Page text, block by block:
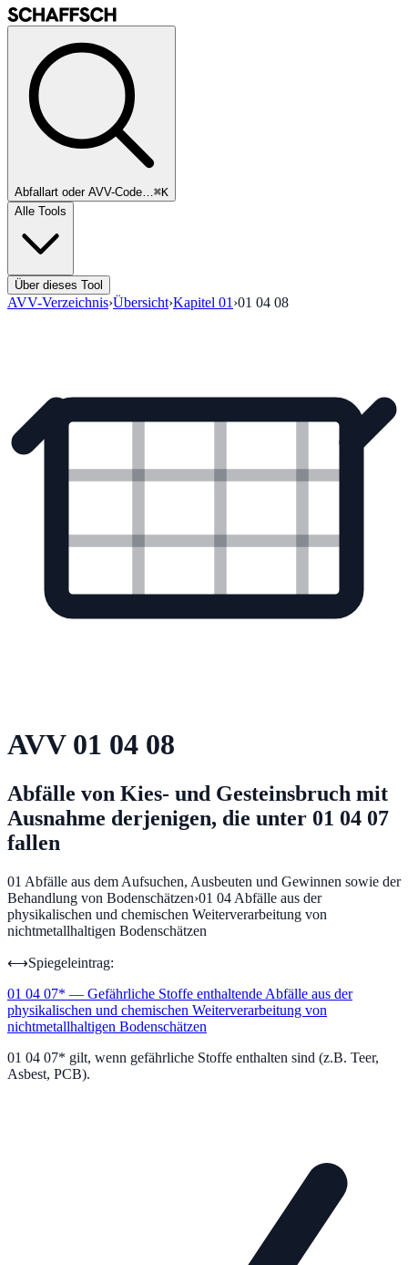
Abfallart oder AVV-Code…⌘K
Alle Tools
Über dieses Tool
AVV-Verzeichnis›Übersicht›Kapitel 01 ›01 04 08
AVV 01 04 08
Abfälle von Kies- und Gesteinsbruch mit
Ausnahme derjenigen, die unter 01 04 07
fallen
01 Abfälle aus dem Aufsuchen, Ausbeuten und Gewinnen sowie der
Behandlung von Bodenschätzen›01 04 Abfälle aus der
physikalischen und chemischen Weiterverarbeitung von
nichtmetallhaltigen Bodenschätzen
⟷Spiegeleintrag:
01 04 07* — Gefährliche Stoffe enthaltende Abfälle aus der
physikalischen und chemischen Weiterverarbeitung von
nichtmetallhaltigen Bodenschätzen
01 04 07* gilt, wenn gefährliche Stoffe enthalten sind (z.B. Teer,
Asbest, PCB).